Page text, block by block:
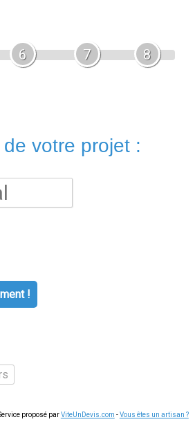
6 7 8
votre projet :
!
proposé parViteUnDevis.com -Vous êtes un artisan ?